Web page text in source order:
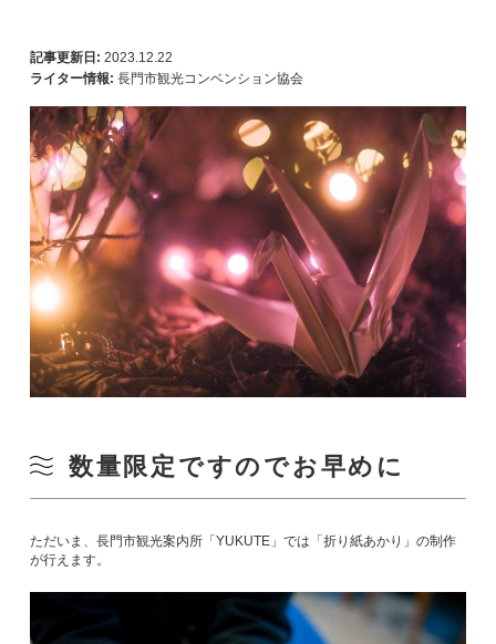
記事更新日: 2023.12.22
ライター情報: 長門市観光コンベンション協会
数量限定ですのでお早めに
ただいま、長門市観光案内所「YUKUTE」では「折り紙あかり」の制作
が行えます。